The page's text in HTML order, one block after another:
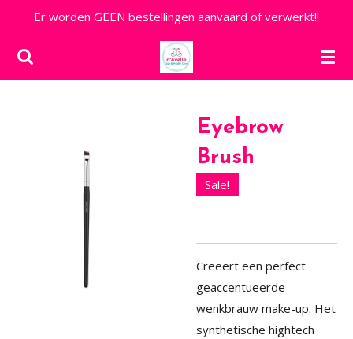
naar
de
Er worden GEEN bestellingen aanvaard of verwerkt!!
Eyebrow
Brush
Sale!
Creëert een perfect
geaccentueerde
wenkbrauw make-up. Het
synthetische hightech